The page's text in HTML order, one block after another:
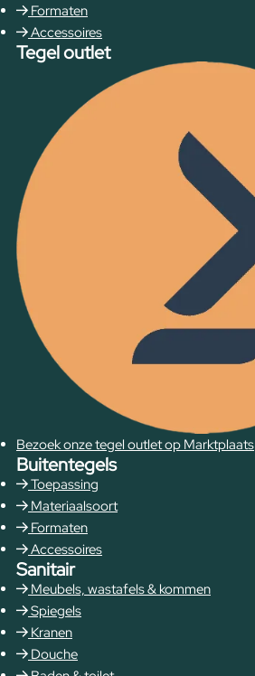
Formaten
Accessoires
Tegel outlet
Bezoek onze tegel outlet op Marktplaats
Buitentegels
Toepassing
Materiaalsoort
Formaten
Accessoires
Sanitair
Meubels, wastafels & kommen
Spiegels
Kranen
Douche